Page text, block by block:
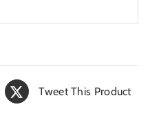
Tweet This Product